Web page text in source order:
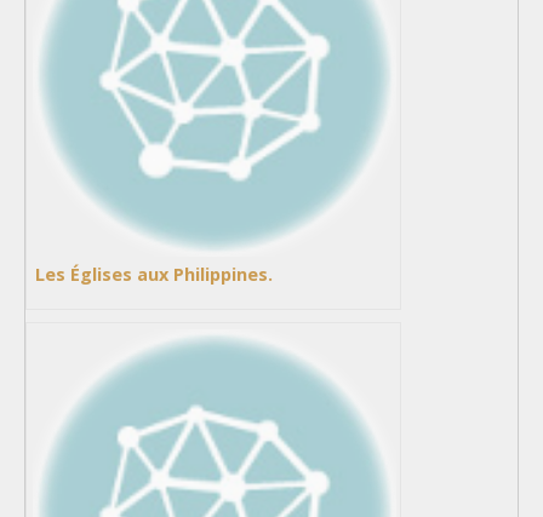
Les Églises aux Philippines.